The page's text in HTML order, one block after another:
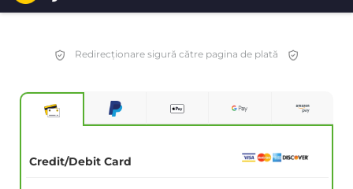
Redirecționare sigură către pagina de plată
Credit/Debit Card